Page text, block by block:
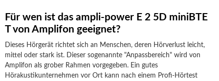
Für wen ist das ampli-power E 2 5D miniBTE
T von Amplifon geeignet?
Dieses Hörgerät richtet sich an Menschen, deren Hörverlust leicht,
mittel oder stark ist. Dieser sogenannte "Anpassbereich" wird von
Amplifon als grober Rahmen vorgegeben. Ein gutes
Hörakustikunternehmen vor Ort kann nach einem Profi-Hörtest